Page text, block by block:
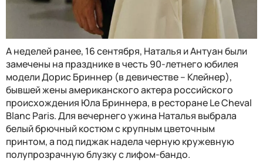
А неделей ранее, 16 сентября, Наталья и Антуан были
замечены на празднике в честь 90-летнего юбилея
модели Дорис Бриннер (в девичестве – Клейнер),
бывшей жены американского актера российского
происхождения Юла Бриннера, в ресторане Le Cheval
Blanc Paris. Для вечернего ужина Наталья выбрала
белый брючный костюм с крупным цветочным
принтом, а под пиджак надела черную кружевную
полупрозрачную блузку с лифом-бандо.